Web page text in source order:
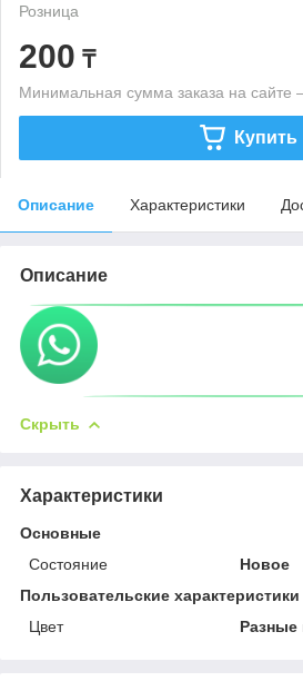
Розница
200 ₸
Минимальная сумма заказа на сайте
Купить
Описание Характеристики
Описание
Скрыть
Характеристики
Основные
Состояние
Новое
Пользовательские характеристики
Цвет
Разные